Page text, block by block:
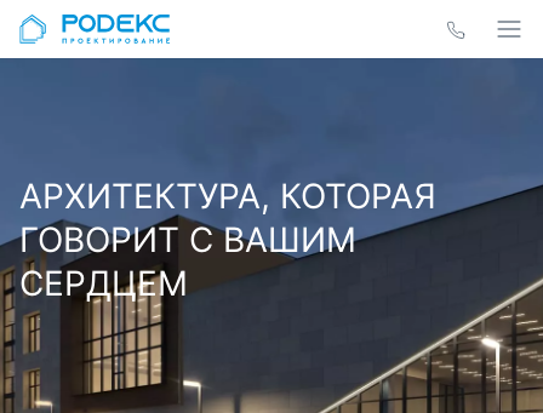
АРХИТЕКТУРА, КОТОРАЯ
ГОВОРИТ С ВАШИМ
СЕРДЦЕМ